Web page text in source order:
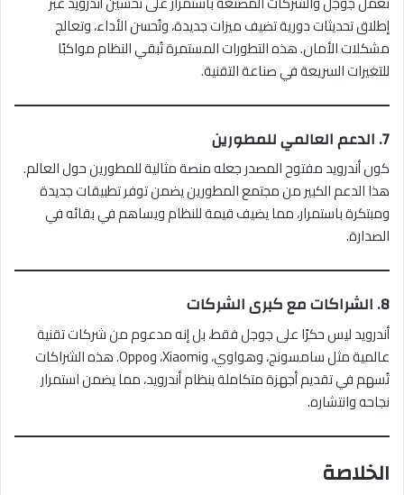
إطلاق تحديثات دورية تضيف ميزات جديدة، وتُحسن الأداء، وتعالج
مشكلات الأمان. هذه التطورات المستمرة تُبقي النظام مواكبًا
للتغيرات السريعة في صناعة التقنية.
7. الدعم العالمي للمطورين
كون أندرويد مفتوح المصدر جعله منصة مثالية للمطورين حول العالم.
هذا الدعم الكبير من مجتمع المطورين يضمن توفر تطبيقات جديدة
ومبتكرة باستمرار، مما يضيف قيمة للنظام ويساهم في بقائه في
الصدارة.
8. الشراكات مع كبرى الشركات
أندرويد ليس حكرًا على جوجل فقط، بل إنه مدعوم من شركات تقنية
عالمية مثل سامسونج، وهواوي، وXiaomi، وOppo. هذه الشراكات
تُسهم في تقديم أجهزة متكاملة بنظام أندرويد، مما يضمن استمرار
نجاحه وانتشاره.
الخلاصة